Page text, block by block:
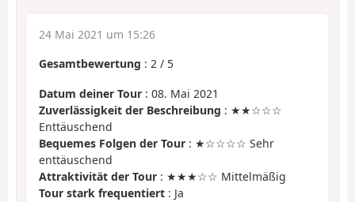
24 Mai 2021 um 15:26
Gesamtbewertung : 2 / 5
Datum deiner Tour : 08. Mai 2021
Zuverlässigkeit der Beschreibung : ★★☆☆☆
Enttäuschend
Bequemes Folgen der Tour : ★☆☆☆☆ Sehr
enttäuschend
Attraktivität der Tour : ★★★☆☆ Mittelmäßig
Tour stark frequentiert : Ja